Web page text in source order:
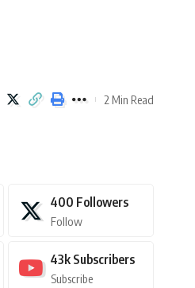
2 Min Read
400 Followers
Follow
43k Subscribers
Subscribe